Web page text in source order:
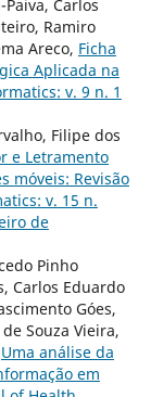
Carlos
Ramiro
Areco, Ficha
Aplicada na
v. 9 n. 1
Filipe dos
e Letramento
móveis: Revisão
v. 15 n.
de
Pinho
Carlos Eduardo
Góes,
Souza Vieira,
Uma análise da
em